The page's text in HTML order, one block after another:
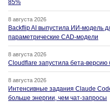
85%
8 августа 2026
Backflip AI выпустила ИИ-модель
параметрические CAD-модели
8 августа 2026
Cloudflare запустила бета-
8 августа 2026
Интенсивные задания Claude
больше энергии, чем чат-запросы